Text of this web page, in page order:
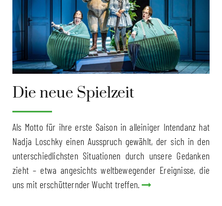
Die neue Spielzeit
Als Motto für ihre erste Saison in alleiniger Intendanz hat
Nadja Loschky einen Ausspruch gewählt, der sich in den
unterschiedlichsten Situationen durch unsere Gedanken
zieht – etwa angesichts weltbewegender Ereignisse, die
uns mit erschütternder Wucht treffen.